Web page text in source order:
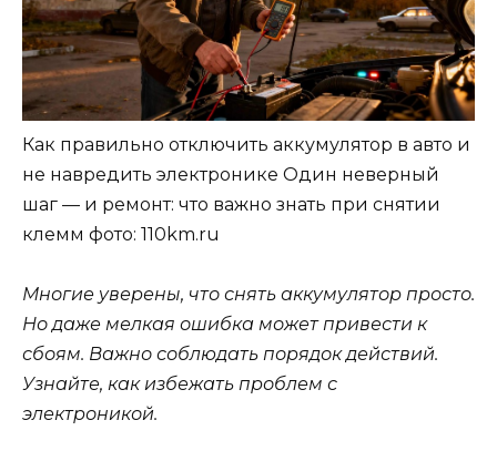
Как правильно отключить аккумулятор в авто и
не навредить электронике Один неверный
шаг — и ремонт: что важно знать при снятии
клемм фото: 110km.ru
Многие уверены, что снять аккумулятор просто.
Но даже мелкая ошибка может привести к
сбоям. Важно соблюдать порядок действий.
Узнайте, как избежать проблем с
электроникой.